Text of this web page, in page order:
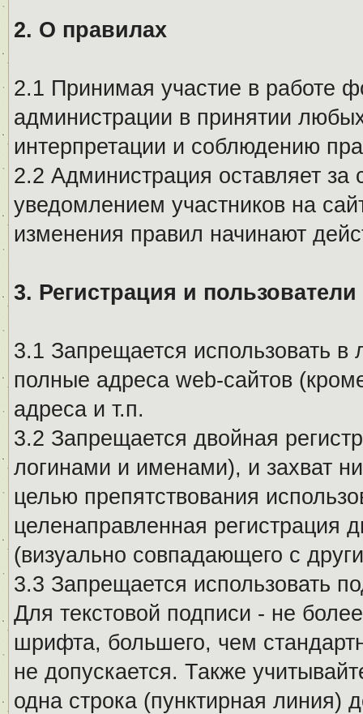
2. О правилах
2.1 Принимая участие в работе
администрации в принятии
интерпретации и соблюдению
2.2 Администрация оставляет
уведомлением участников на
изменения правил начинают
3. Регистрация и пользователи
3.1 Запрещается использовать
полные адреса web-сайтов
адреса и т.п.
3.2 Запрещается двойная
логинами и именами), и захват
целью препятствования
целенаправленная регистрация
(визуально совпадающего с
3.3 Запрещается использовать
Для текстовой подписи - не
шрифта, большего, чем
не допускается. Также
одна строка (пунктирная линия)